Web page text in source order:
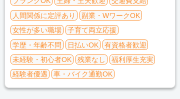
人間関係に定評あり
副業・WワークOK
女性が多い職場
子育て両立応援
学歴・年齢不問
日払いOK
有資格者歓迎
未経験・初心者OK
残業なし
福利厚生充実
経験者優遇
車・バイク通勤OK